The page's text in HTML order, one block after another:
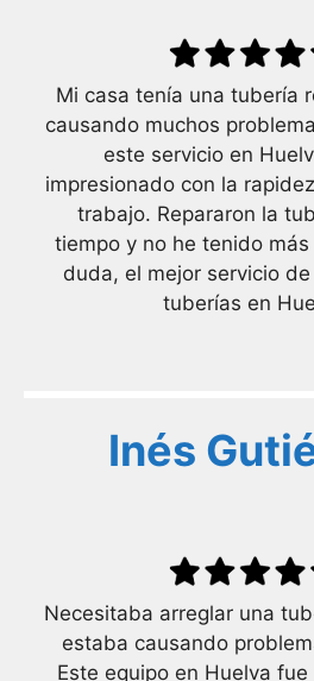
Mi casa tenía una tubería
causando muchos
este servicio en
impresionado con la
trabajo. Repararon la
tiempo y no he tenido
duda, el mejor servicio
tuberías en
Inés
Necesitaba arreglar una
estaba causando
Este equipo en Huelva